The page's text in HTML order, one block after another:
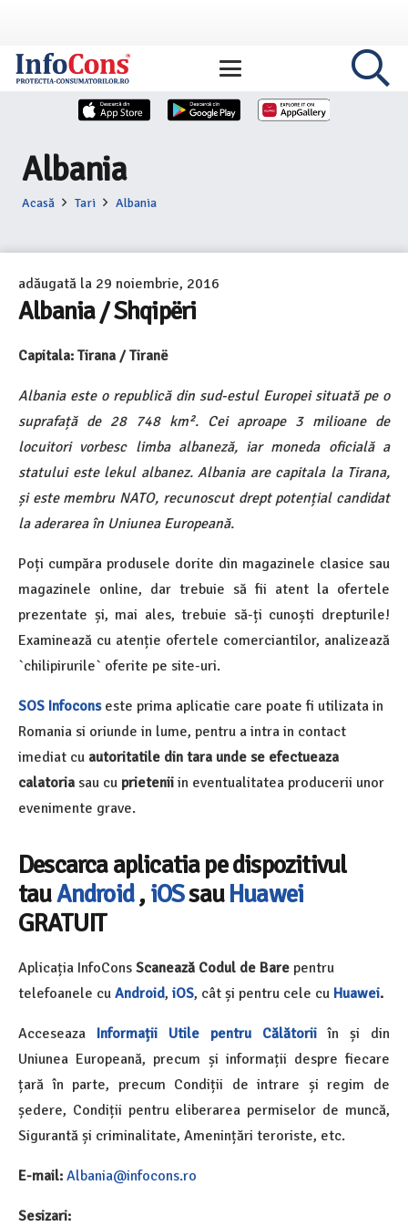
Albania
Acasă Tari Albania
adăugată la 29 noiembrie, 2016
Albania / Shqipëri
Capitala: Tirana / Tiranë
Albania este o republică din sud-estul Europei situată pe o
suprafață de 28 748 km². Cei aproape 3 milioane de
locuitori vorbesc limba albaneză, iar moneda oficială a
statului este lekul albanez. Albania are capitala la Tirana,
și este membru NATO, recunoscut drept potențial candidat
la aderarea în Uniunea Europeană.
Poți cumpăra produsele dorite din magazinele clasice sau
magazinele online, dar trebuie să fii atent la ofertele
prezentate și, mai ales, trebuie să-ți cunoști drepturile!
Examinează cu atenție ofertele comerciantilor, analizează
`chilipirurile` oferite pe site-uri.
SOS Infoconseste prima aplicatie care poate fi utilizata in
Romania si oriunde in lume, pentru a intra in contact
imediat cu autoritatile din tara unde se efectueaza
calatoria sau cu prietenii in eventualitatea producerii unor
evenimente grave.
Descarca aplicatia pe dispozitivul
tauAndroid, iOSsauHuawei
GRATUIT
Aplicația InfoCons Scanează Codul de Bare pentru
telefoanele cu Android, iOS, cât și pentru cele cu Huawei.
Acceseaza Informații Utile pentru Călătorii în și din
Uniunea Europeană, precum și informații despre fiecare
țară în parte, precum Condiții de intrare și regim de
ședere, Condiții pentru eliberarea permiselor de muncă,
Sigurantă și criminalitate, Amenințări teroriste, etc.
E-mail: Albania@infocons.ro
Sesizari: